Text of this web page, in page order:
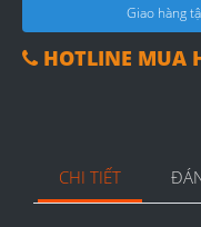
Giao hàng
HOTLINE MUA
CHI TIẾT